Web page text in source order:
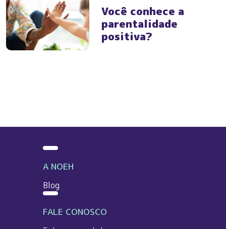
Você conhece a
parentalidade
positiva?
A NOEH
Blog
FALE CONOSCO